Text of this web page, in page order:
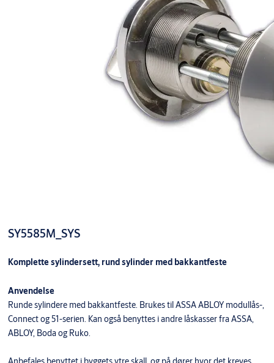
SY5585M_SYS
Komplette sylindersett, rund sylinder med bakkantfeste
Anvendelse
Runde sylindere med bakkantfeste. Brukes til ASSA ABLOY modullås-,
Connect og 51-serien. Kan også benyttes i andre låskasser fra ASSA,
ABLOY, Boda og Ruko.